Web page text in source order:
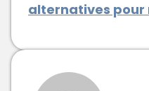
alternatives pour